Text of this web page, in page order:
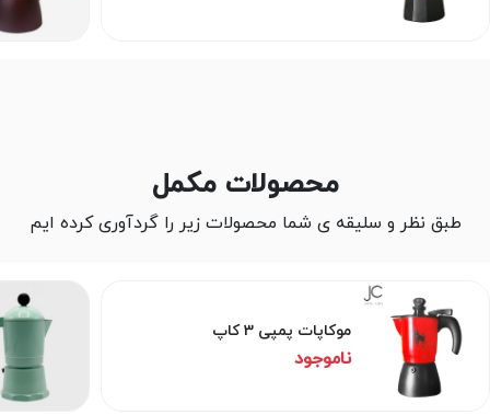
محصولات مکمل
طبق نظر و سلیقه ی شما محصولات زیر را گردآوری کرده ایم
موکاپات پمپی 3 کاپ
ناموجود